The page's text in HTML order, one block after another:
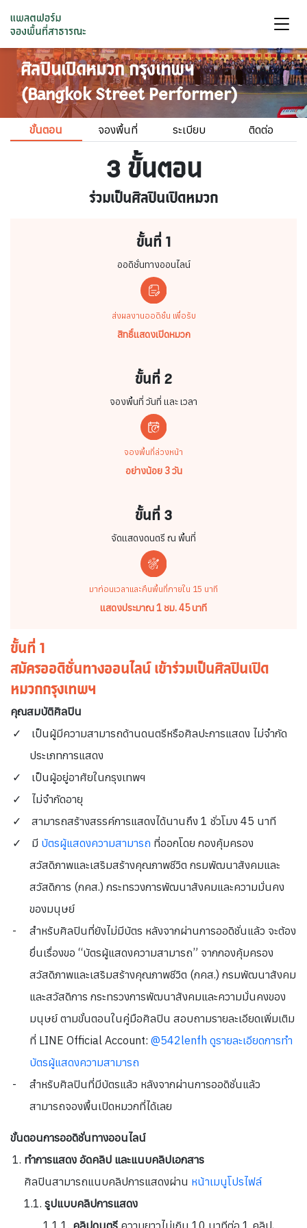
ศิลปินเปิดหมวก กรุงเทพฯ
(Bangkok Street Performer)
ขั้นตอน จองพื้นที่ ระเบียบ ติดต่อ
3 ขั้นตอน
ร่วมเป็นศิลปินเปิดหมวก
ขั้นที่ 1
ออดิชั่นทางออนไลน์
ส่งผลงานออดิชั่น เพื่อรับ
สิทธิ์แสดงเปิดหมวก
ขั้นที่ 2
จองพื้นที่ วันที่ และ เวลา
จองพื้นที่ล่วงหน้า
อย่างน้อย 3 วัน
ขั้นที่ 3
จัดแสดงดนตรี ณ พื้นที่
มาก่อนเวลาและคืนพื้นที่ภายใน 15 นาที
แสดงประมาณ 1 ชม. 45 นาที
ขั้นที่ 1
สมัครออดิชั่นทางออนไลน์ เข้าร่วมเป็นศิลปินเปิด
หมวกกรุงเทพฯ
คุณสมบัติศิลปิน
เป็นผู้มีความสามารถด้านดนตรีหรือศิลปะการแสดง ไม่จำกัด
ประเภทการแสดง
เป็นผู้อยู่อาศัยในกรุงเทพฯ
ไม่จำกัดอายุ
สามารถสร้างสรรค์การแสดงได้นานถึง 1 ชั่วโมง 45 นาที
มี บัตรผู้แสดงความสามารถ ที่ออกโดย กองคุ้มครอง
สวัสดิภาพและเสริมสร้างคุณภาพชีวิต กรมพัฒนาสังคมและ
สวัสดิการ (กคส​.) กระทรวงการพัฒนาสังคมและความมั่นคง
ของมนุษย์
สำหรับศิลปินที่ยังไม่มีบัตร หลังจากผ่านการออดิชั่นแล้ว จะต้อง
ยื่นเรื่องขอ “บัตรผู้แสดงความสามารถ” จากกองคุ้มครอง
สวัสดิภาพและเสริมสร้างคุณภาพชีวิต (กคส.) กรมพัฒนาสังคม
และสวัสดิการ กระทรวงการพัฒนาสังคมและความมั่นคงของ
มนุษย์ ตามขั้นตอนในคู่มือศิลปิน สอบถามรายละเอียดเพิ่มเติม
ที่ LINE Official Account: @542lenfh ดูรายละเอียดการทำ
บัตรผู้แสดงความสามารถ
สำหรับศิลปินที่มีบัตรแล้ว หลังจากผ่านการออดิชั่นแล้ว
สามารถจองพื้นเปิดหมวกที่ได้เลย
ขั้นตอนการออดิชั่นทางออนไลน์
ทำการแสดง อัดคลิป และแนบคลิปเอกสาร
ศิลปินสามารถแนบคลิปการแสดงผ่าน หน้าเมนูโปรไฟล์
รูปแบบคลิปการแสดง
คลิปดนตรี ความยาวไม่เกิน 10 นาทีต่อ 1 คลิป,